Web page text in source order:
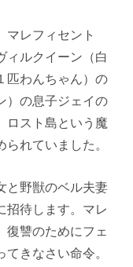
マレフィセント
ィルクイーン（白
匹わんちゃん）の
）の息子ジェイの
ロスト島という魔
れていました。
と野獣のベル夫妻
招待します。マレ
復讐のためにフェ
きなさい命令。